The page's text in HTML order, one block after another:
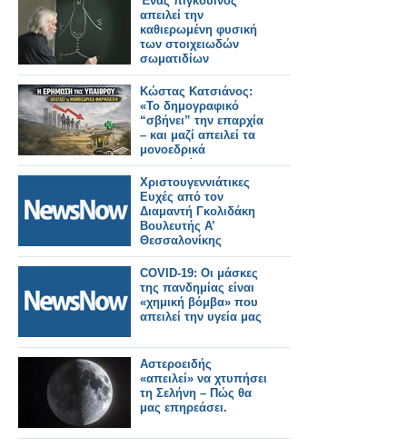
απειλεί την
καθιερωμένη φυσική
των στοιχειωδών
σωματιδίων
Κώστας Κατσιάνος:
«Το δημογραφικό
“σβήνει” την επαρχία
– και μαζί απειλεί τα
μονοεδρικά
φαρμακεία» (video)
Χριστουγεννιάτικες
Ευχές από τον
Διαμαντή Γκολιδάκη
Βουλευτής Α’
Θεσσαλονίκης
COVID-19: Οι μάσκες
της πανδημίας είναι
«χημική βόμβα» που
απειλεί την υγεία μας
Αστεροειδής
«απειλεί» να χτυπήσει
τη Σελήνη – Πώς θα
μας επηρεάσει.